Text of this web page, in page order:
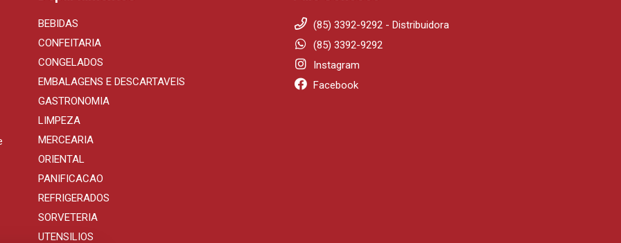
BEBIDAS
CONFEITARIA
CONGELADOS
EMBALAGENS E DESCARTAVEIS
GASTRONOMIA
LIMPEZA
MERCEARIA
ORIENTAL
PANIFICACAO
REFRIGERADOS
SORVETERIA
UTENSILIOS
(85) 3392-9292 - Distribuidora
(85) 3392-9292
Instagram
Facebook